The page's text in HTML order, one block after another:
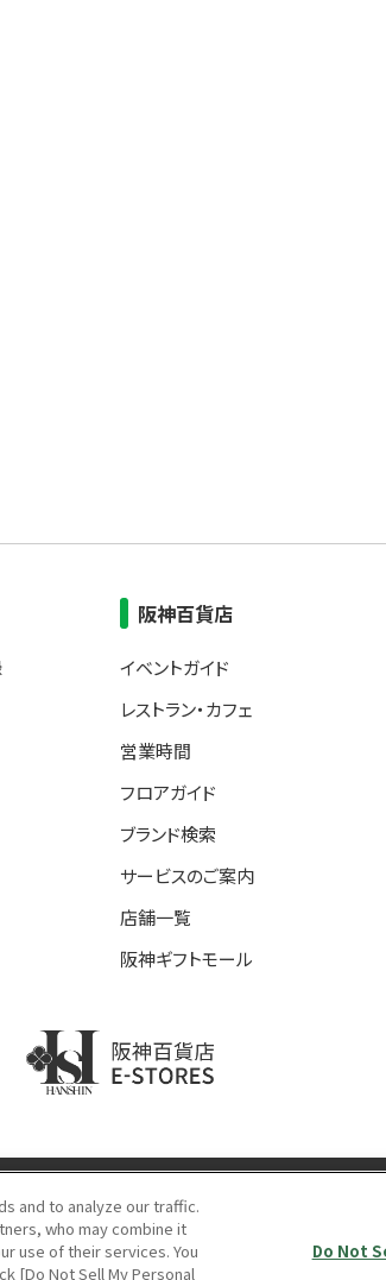
阪神百貨店
イベントガイド
レストラン・カフェ
営業時間
フロアガイド
ブランド検索
サービスのご案内
店舗一覧
阪神ギフトモール
別に税込・税抜等の記載がない場合は「税込価格」です。
DEPARTMENT STORES, INC.
All Rights
and to analyze our traffic.
who may combine it
use of their services. You
[Do Not Sell My Personal
Do Not